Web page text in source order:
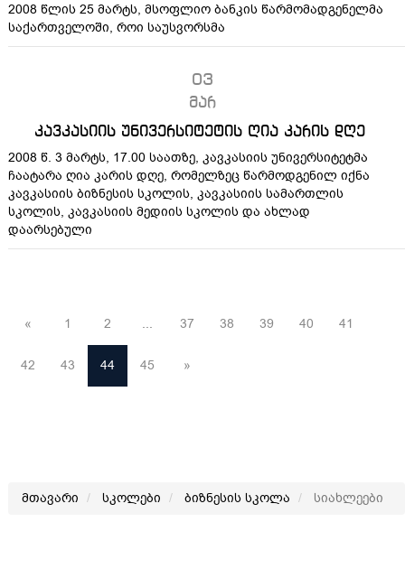
2008 წლის 25 მარტს, მსოფლიო ბანკის წარმომადგენელმა
საქართველოში, როი საუსვორსმა
03
მარ
კავკასიის უნივერსიტეტის ღია კარის დღე
2008 წ. 3 მარტს, 17.00 საათზე, კავკასიის უნივერსიტეტმა
ჩაატარა ღია კარის დღე, რომელზეც წარმოდგენილ იქნა
კავკასიის ბიზნესის სკოლის, კავკასიის სამართლის
სკოლის, კავკასიის მედიის სკოლის და ახლად
დაარსებული
« 1 2 ... 37 38 39 40 41
42 43 44 45 »
მთავარი სკოლები ბიზნესის სკოლა სიახლეები